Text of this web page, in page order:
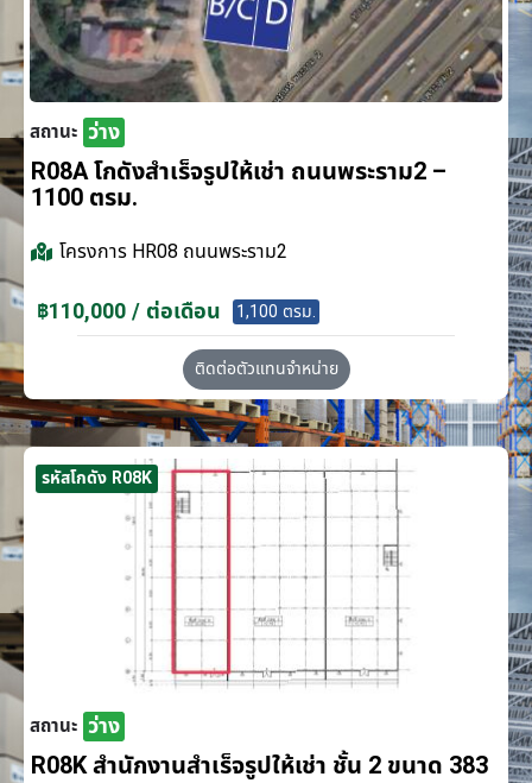
สถานะ ว่าง
R08A โกดังสำเร็จรูปให้เช่า ถนนพระราม2 –
1100 ตรม.
โครงการ HR08 ถนนพระราม2
฿110,000 / ต่อเดือน 1,100 ตรม.
ติดต่อตัวแทนจำหน่าย
รหัสโกดัง R08K
สถานะ ว่าง
R08K สำนักงานสำเร็จรูปให้เช่า ชั้น 2 ขนาด 383